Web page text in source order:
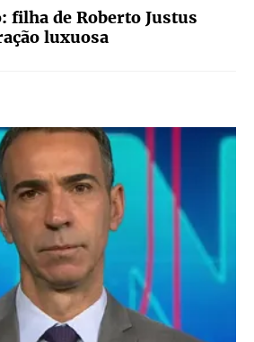
filha de Roberto Justus
luxuosa